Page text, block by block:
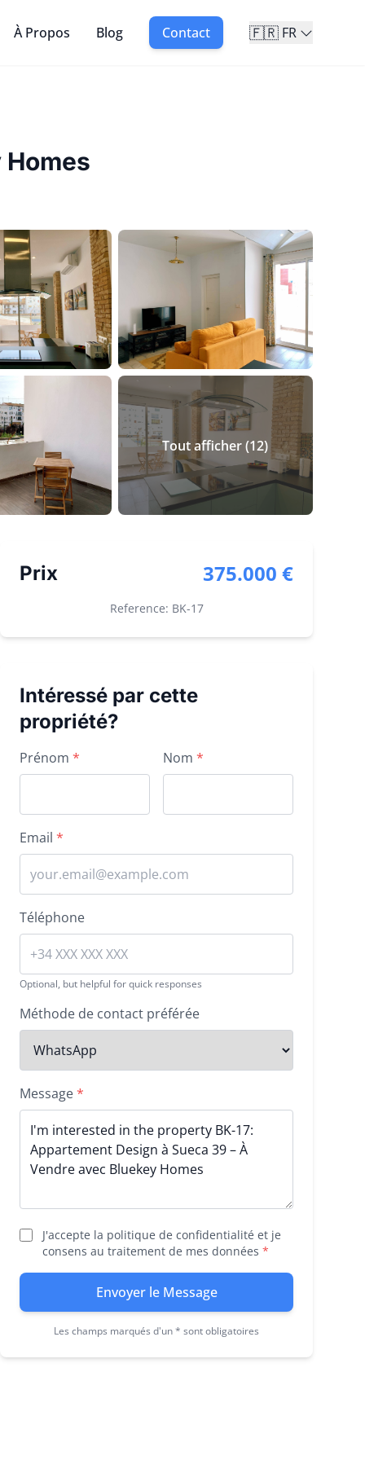
À Propos Blog Contact 🇫🇷 FR
Tout afficher(12)
Prix 375.000 €
Reference: BK-17
Intéressé par cette
propriété?
Property inquiry form
Prénom * Nom *
Email *
Téléphone
Optional, but helpful for quick responses
Méthode de contact préférée
Message*
J'accepte la politique de confidentialité et je
consens au traitement de mes données *
Envoyer le Message
Les champs marqués d'un * sont obligatoires